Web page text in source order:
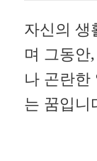
자신의 생
며 그동안
나 곤란한
는 꿈입니